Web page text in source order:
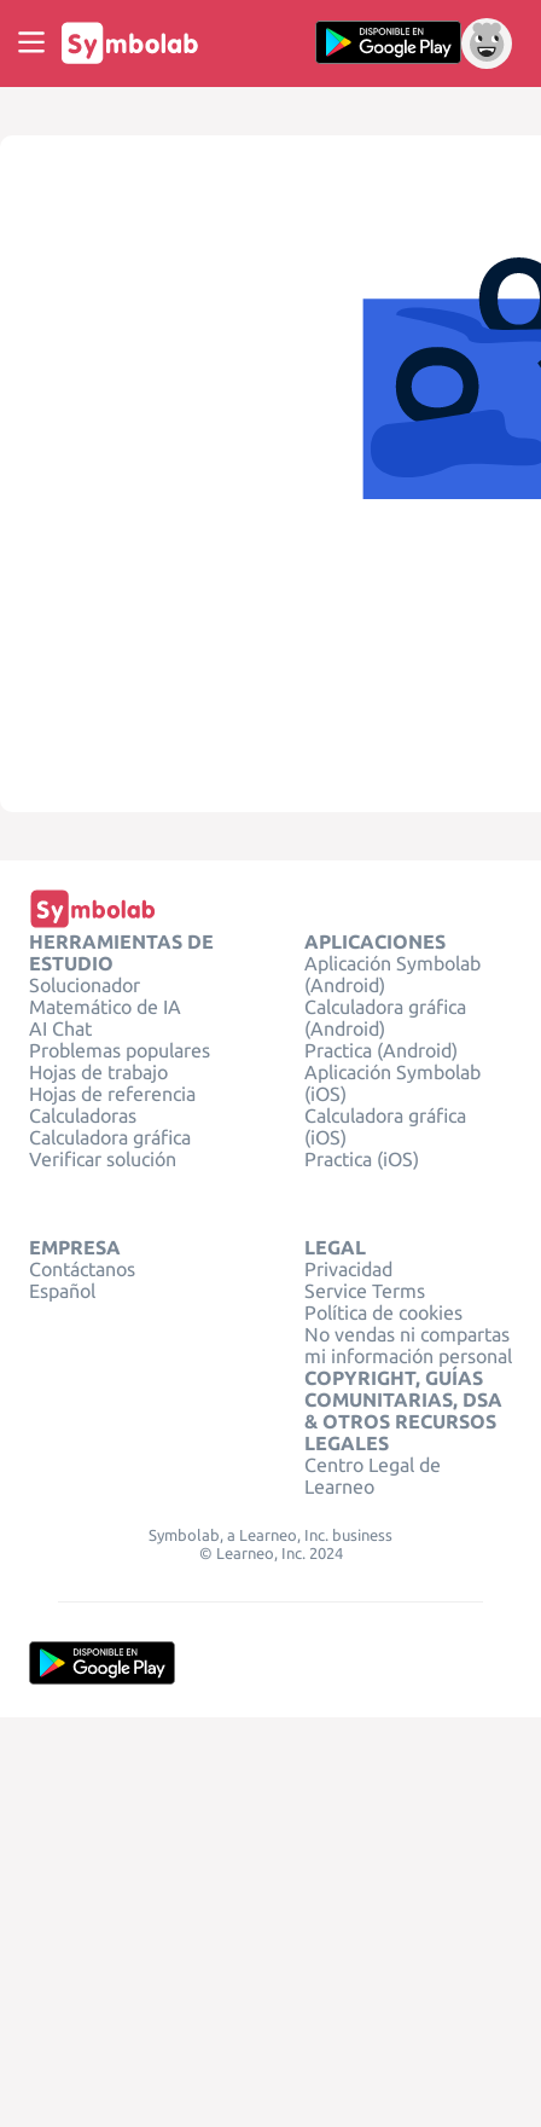
HERRAMIENTAS DE
ESTUDIO
Solucionador
Matemático de IA
AI Chat
Problemas populares
Hojas de trabajo
Hojas de referencia
Calculadoras
Calculadora gráfica
Verificar solución
APLICACIONES
Aplicación Symbolab
(Android)
Calculadora gráfica
(Android)
Practica (Android)
Aplicación Symbolab
(iOS)
Calculadora gráfica
(iOS)
Practica (iOS)
EMPRESA
Contáctanos
Español
LEGAL
Privacidad
Service Terms
Política de cookies
No vendas ni compartas
mi información personal
COPYRIGHT, GUÍAS
COMUNITARIAS, DSA
& OTROS RECURSOS
LEGALES
Centro Legal de
Learneo
Symbolab, a Learneo, Inc. business
© Learneo, Inc. 2024